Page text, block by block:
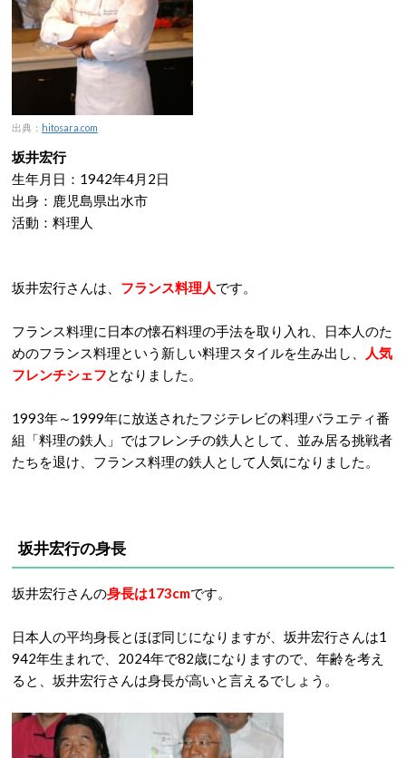
出典： hitosara.com
坂井宏行
生年月日：1942年4月2日
出身：鹿児島県出水市
活動：料理人
坂井宏行さんは、 フランス料理人です。
フランス料理に日本の懐石料理の手法を取り入れ、日本人のた
めのフランス料理という新しい料理スタイルを生み出し、
人気
フレンチシェフとなりました。
1993年～1999年に放送されたフジテレビの料理バラエティ番
組「料理の鉄人」ではフレンチの鉄人として、並み居る挑戦者
たちを退け、フランス料理の鉄人として人気になりました。
坂井宏行の身長
坂井宏行さんの身長は173cmです。
日本人の平均身長とほぼ同じになりますが、坂井宏行さんは1
942年生まれで、2024年で82歳になりますので、年齢を考え
ると、坂井宏行さんは身長が高いと言えるでしょう。